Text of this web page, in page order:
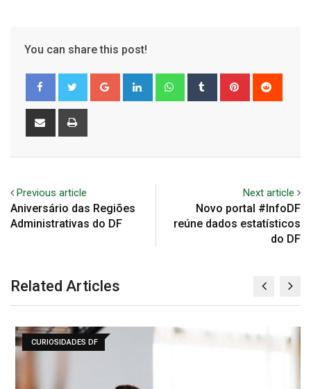
You can share this post!
Google+ LinkedIn WhatsappTumblr Pinterest
Share
Previous article
Aniversário das Regiões
Administrativas do DF
Next article
Novo portal #InfoDF
reúne dados estatísticos
do DF
Related Articles
CURIOSIDADES DF